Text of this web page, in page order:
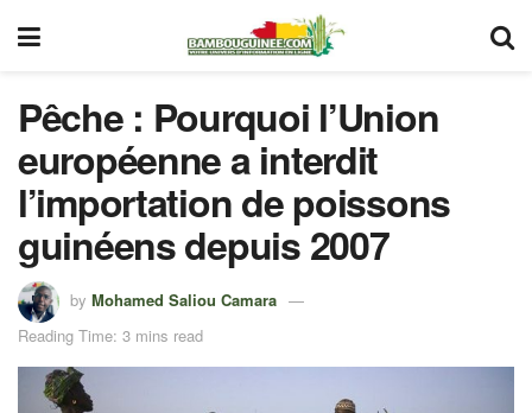
Pêche : Pourquoi l’Union
européenne a interdit
l’importation de poissons
guinéens depuis 2007
by Mohamed Saliou Camara
Reading Time: 3 mins read